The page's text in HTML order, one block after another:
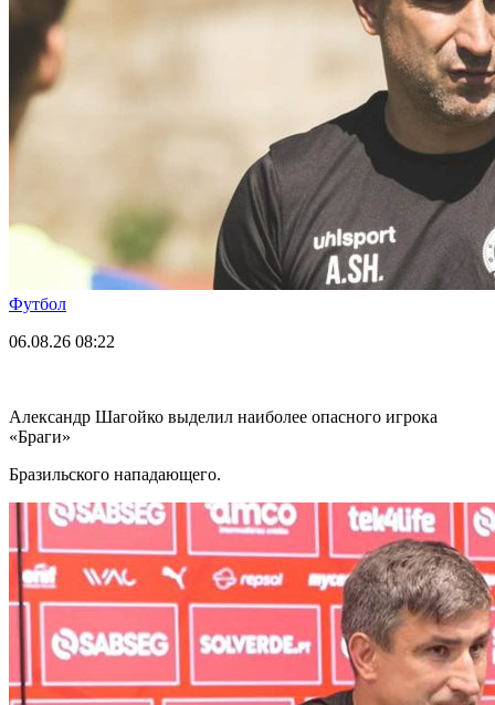
Футбол
06.08.26 08:22
Александр Шагойко выделил наиболее опасного игрока
«Браги»
Бразильского нападающего.